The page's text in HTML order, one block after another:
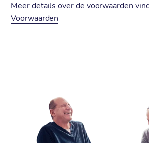
Meer details over de voorwaarden
Voorwaarden